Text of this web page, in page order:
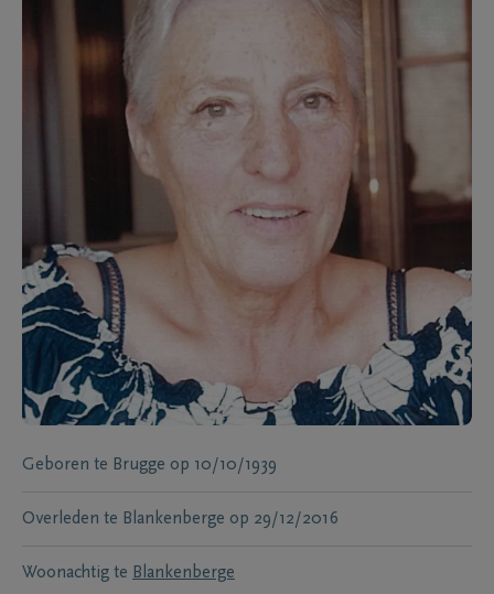
Geboren te Brugge op 10/10/1939
Overleden te Blankenberge op 29/12/2016
Woonachtig te Blankenberge